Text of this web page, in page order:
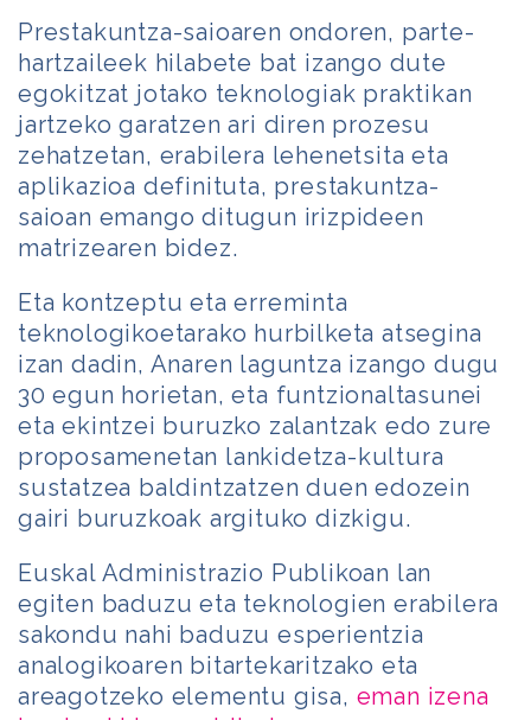
Prestakuntza-saioaren ondoren, parte-
hartzaileek hilabete bat izango dute
egokitzat jotako teknologiak praktikan
jartzeko garatzen ari diren prozesu
zehatzetan, erabilera lehenetsita eta
aplikazioa definituta, prestakuntza-
saioan emango ditugun irizpideen
matrizearen bidez.
Eta kontzeptu eta erreminta
teknologikoetarako hurbilketa atsegina
izan dadin, Anaren laguntza izango dugu
30 egun horietan, eta funtzionaltasunei
eta ekintzei buruzko zalantzak edo zure
proposamenetan lankidetza-kultura
sustatzea baldintzatzen duen edozein
gairi buruzkoak argituko dizkigu.
Euskal Administrazio Publikoan lan
egiten baduzu eta teknologien erabilera
sakondu nahi baduzu esperientzia
analogikoaren bitartekaritzako eta
areagotzeko elementu gisa, eman izena